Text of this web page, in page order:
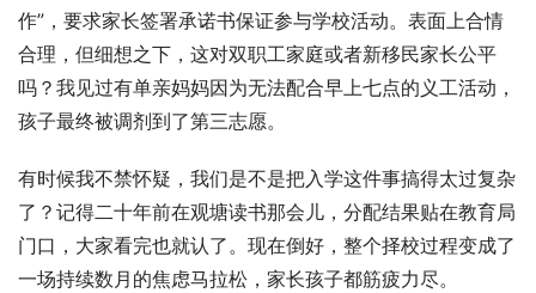
作”，要求家长签署承诺书保证参与学校活动。表面上合情
合理，但细想之下，这对双职工家庭或者新移民家长公平
吗？我见过有单亲妈妈因为无法配合早上七点的义工活动，
孩子最终被调剂到了第三志愿。
有时候我不禁怀疑，我们是不是把入学这件事搞得太过复杂
了？记得二十年前在观塘读书那会儿，分配结果贴在教育局
门口，大家看完也就认了。现在倒好，整个择校过程变成了
一场持续数月的焦虑马拉松，家长孩子都筋疲力尽。